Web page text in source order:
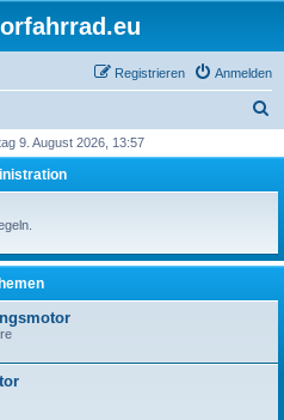
Anmelden
Registrieren
h
9. August 2026, 13:57